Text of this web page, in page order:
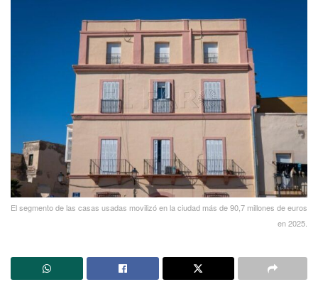
El segmento de las casas usadas movilizó en la ciudad más de 90,7 millones de euros
en 2025.